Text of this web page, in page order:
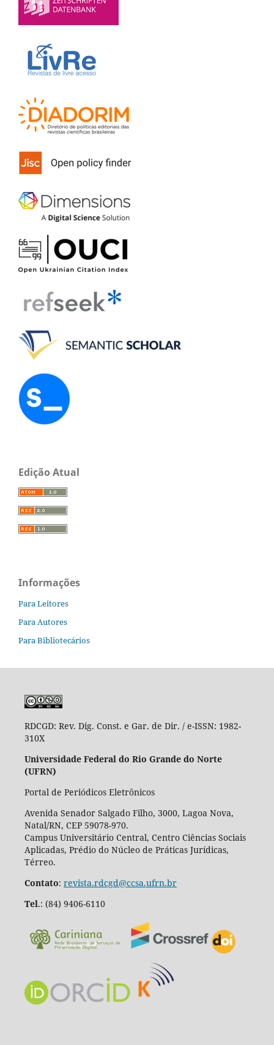
Edição Atual
Informações
Para Leitores
Para Autores
Para Bibliotecários
RDCGD: Rev. Dig. Const. e Gar. de Dir. / e-ISSN: 1982-
310X
Universidade Federal do Rio Grande do Norte
(UFRN)
Portal de Periódicos Eletrônicos
Avenida Senador Salgado Filho, 3000, Lagoa Nova,
Natal/RN, CEP 59078-970.
Campus Universitário Central, Centro Ciências Sociais
Aplicadas, Prédio do Núcleo de Práticas Jurídicas,
Térreo.
Contato: revista.rdcgd@ccsa.ufrn.br
Tel.: (84) 9406-6110